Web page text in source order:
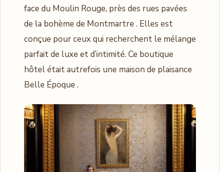
face du Moulin Rouge, près des rues pavées
de la bohème de Montmartre . Elles est
conçue pour ceux qui recherchent le mélange
parfait de luxe et d’intimité. Ce boutique
hôtel était autrefois une maison de plaisance
Belle Époque .